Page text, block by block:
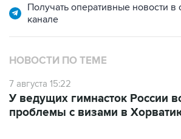
Получать оперативные новости
канале
НОВОСТИ ПО ТЕМЕ
7 августа 15:22
У ведущих гимнасток России
проблемы с визами в